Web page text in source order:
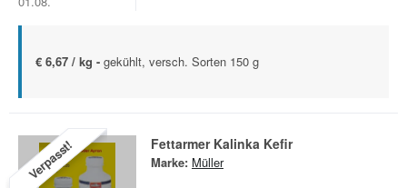
€ 6,67 / kg - gekühlt, versch. Sorten 150 g
Verpasst! Fettarmer Kalinka Kefir
Marke: Müller